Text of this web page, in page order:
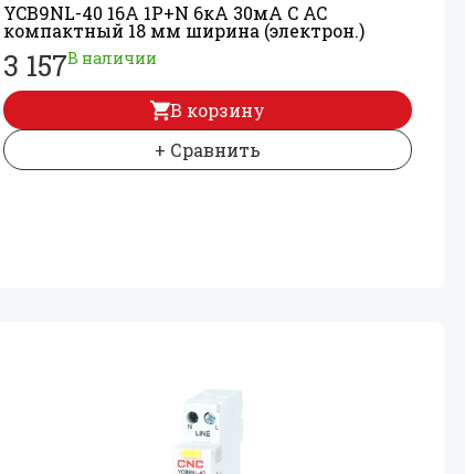
YCB9NL-40 16А 1P+N 6кА 30мА C AC
компактный 18 мм ширина (электрон.)
3 157В наличии
В корзину
+ Сравнить